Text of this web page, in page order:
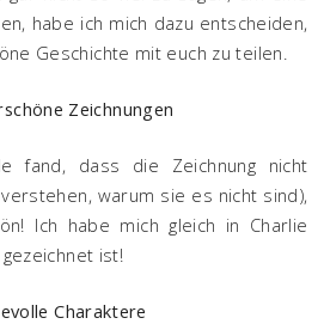
habe ich mich dazu entscheiden,
Geschichte mit euch zu teilen.
Zeichnungen
fand, dass die Zeichnung nicht
warum sie es nicht sind),
Ich habe mich gleich in Charlie
ist!
Charaktere